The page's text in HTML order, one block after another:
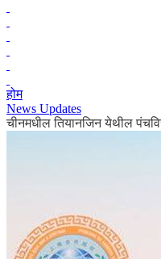
होम
News Updates
चीनमधील तियानजिन येथील